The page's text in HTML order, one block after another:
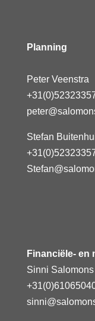
Planning
Peter Veenstra
Stefan
Financiële- en
Sinni Salomons